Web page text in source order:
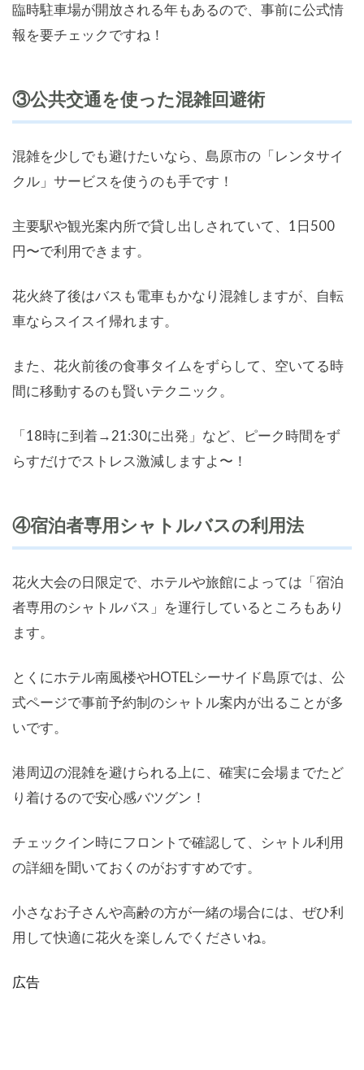
臨時駐車場が開放される年もあるので、事前に公式情
報を要チェックですね！
③公共交通を使った混雑回避術
混雑を少しでも避けたいなら、島原市の「レンタサイ
クル」サービスを使うのも手です！
主要駅や観光案内所で貸し出しされていて、1日500
円〜で利用できます。
花火終了後はバスも電車もかなり混雑しますが、自転
車ならスイスイ帰れます。
また、花火前後の食事タイムをずらして、空いてる時
間に移動するのも賢いテクニック。
「18時に到着→21:30に出発」など、ピーク時間をず
らすだけでストレス激減しますよ〜！
④宿泊者専用シャトルバスの利用法
花火大会の日限定で、ホテルや旅館によっては「宿泊
者専用のシャトルバス」を運行しているところもあり
ます。
とくにホテル南風楼やHOTELシーサイド島原では、公
式ページで事前予約制のシャトル案内が出ることが多
いです。
港周辺の混雑を避けられる上に、確実に会場までたど
り着けるので安心感バツグン！
チェックイン時にフロントで確認して、シャトル利用
の詳細を聞いておくのがおすすめです。
小さなお子さんや高齢の方が一緒の場合には、ぜひ利
用して快適に花火を楽しんでくださいね。
広告